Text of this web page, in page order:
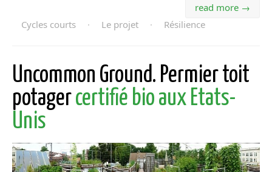
read more →
Cycles courts
· Le projet · Résilience
Uncommon Ground. Permier toit
potagercertifié bio aux Etats-
Unis